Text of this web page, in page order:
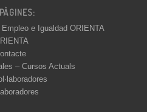
e Igualdad ORIENTA
– Cursos Actuals